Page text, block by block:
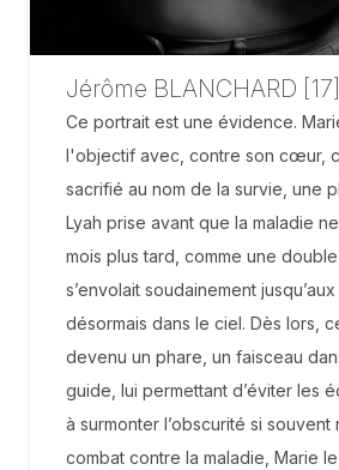
Jérôme BLANCHARD [17]
Ce portrait est une évidence.
l'objectif avec, contre son cœur,
sacrifié au nom de la survie, une
Lyah prise avant que la maladie
mois plus tard, comme une
s’envolait soudainement
désormais dans le ciel. Dès lors,
devenu un phare, un faisceau
guide, lui permettant d’éviter les
à surmonter l’obscurité si
combat contre la maladie, Marie